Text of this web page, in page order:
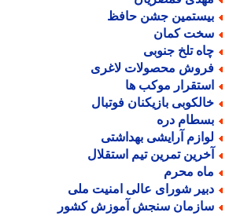
جشن حافظ
کمان
تلخ جنوبی
محصولات لاغری
موکب ها
بازیکنان فوتبال
دره
آرایشی بهداشتی
تمرین تیم استقلال
محرم
شورای عالی امنیت ملی
سنجش آموزش کشور